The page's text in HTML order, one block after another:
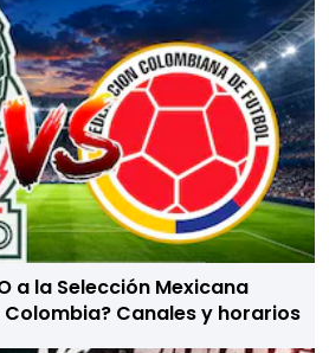
a la Selección Mexicana
Colombia? Canales y horarios